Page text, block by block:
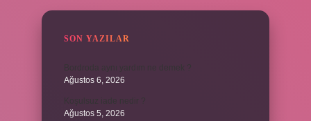
SON YAZILAR
Ağustos 6, 2026
Ağustos 5, 2026